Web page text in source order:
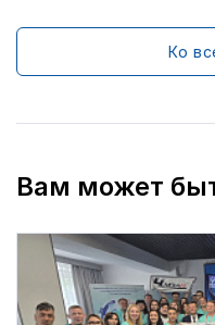
Ко
Вам может